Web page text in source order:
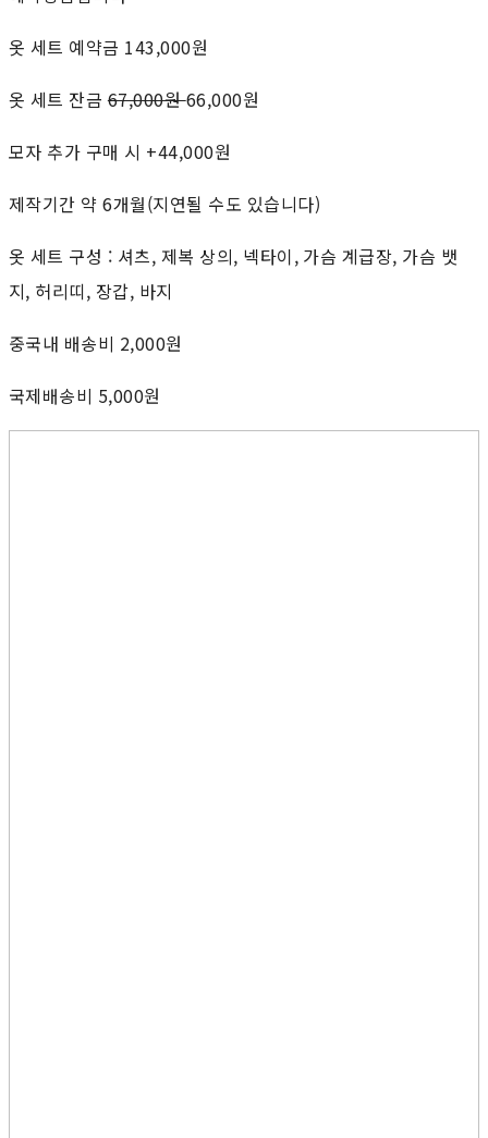
옷 세트 예약금 143,000원
옷 세트 잔금67,000원66,000원
모자 추가 구매 시 +44,000원
제작기간 약 6개월(지연될 수도 있습니다)
옷 세트 구성 : 셔츠, 제복 상의, 넥타이, 가슴 계급장, 가슴 뱃
지, 허리띠, 장갑, 바지
중국내 배송비 2,000원
국제배송비 5,000원